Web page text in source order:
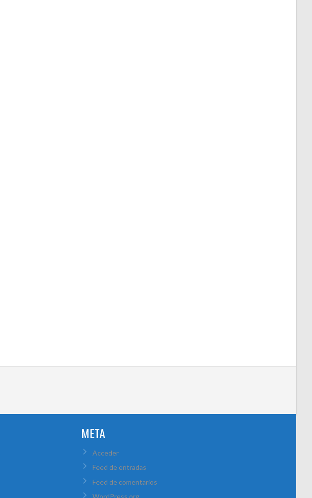
META
Acceder
Feed de entradas
Feed de comentarios